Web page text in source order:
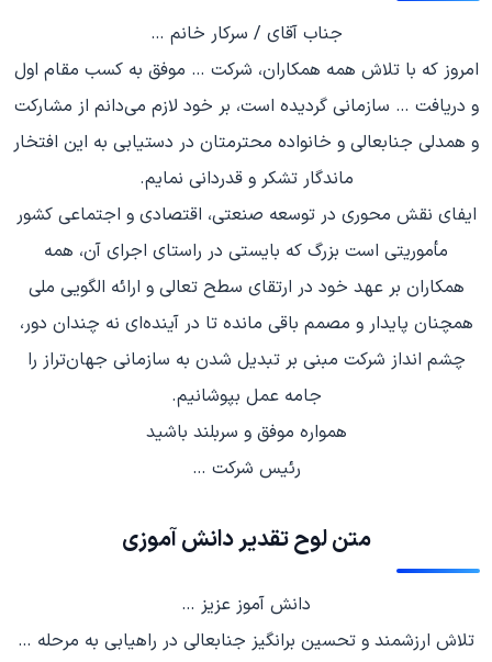
جناب آقای / سرکار خانم …
امروز که با تلاش همه همکاران، شرکت … موفق به کسب مقام اول
و دریافت … سازمانی گردیده است، بر خود لازم می‌دانم از مشارکت
و همدلی جنابعالی و خانواده محترمتان در دستیابی به این افتخار
ماندگار تشکر و قدردانی نمایم.
ایفای نقش محوری در توسعه صنعتی، اقتصادی و اجتماعی کشور
مأموریتی است بزرگ که بایستی در راستای اجرای آن، همه
همکاران بر عهد خود در ارتقای سطح تعالی و ارائه الگویی ملی
همچنان پایدار و مصمم باقی مانده تا در آینده‌ای نه چندان دور،
چشم انداز شرکت مبنی بر تبدیل شدن به سازمانی جهان‌تراز را
جامه عمل بپوشانیم.
همواره موفق و سربلند باشید
رئیس شرکت …
متن لوح تقدیر دانش آموزی
دانش آموز عزیز …
تلاش ارزشمند و تحسین برانگیز جنابعالی در راهیابی به مرحله …